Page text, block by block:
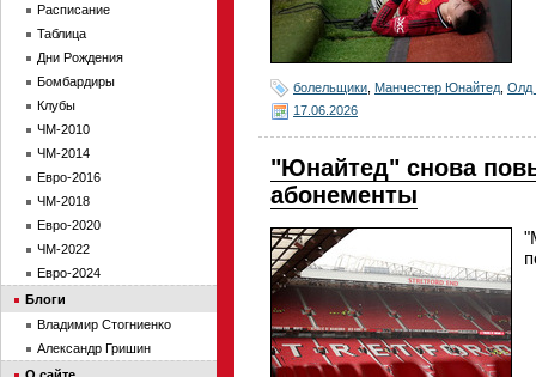
болельщики Манчестер Юнайтед Олд
17.06.2026
"Юнайтед" снова
абонементы
Расписание
Таблица
Дни Рождения
Бомбардиры
Клубы
ЧМ-2010
ЧМ-2014
Евро-2016
ЧМ-2018
Евро-2020
ЧМ-2022
Евро-2024
Блоги
Владимир Стогниенко
Александр Гришин